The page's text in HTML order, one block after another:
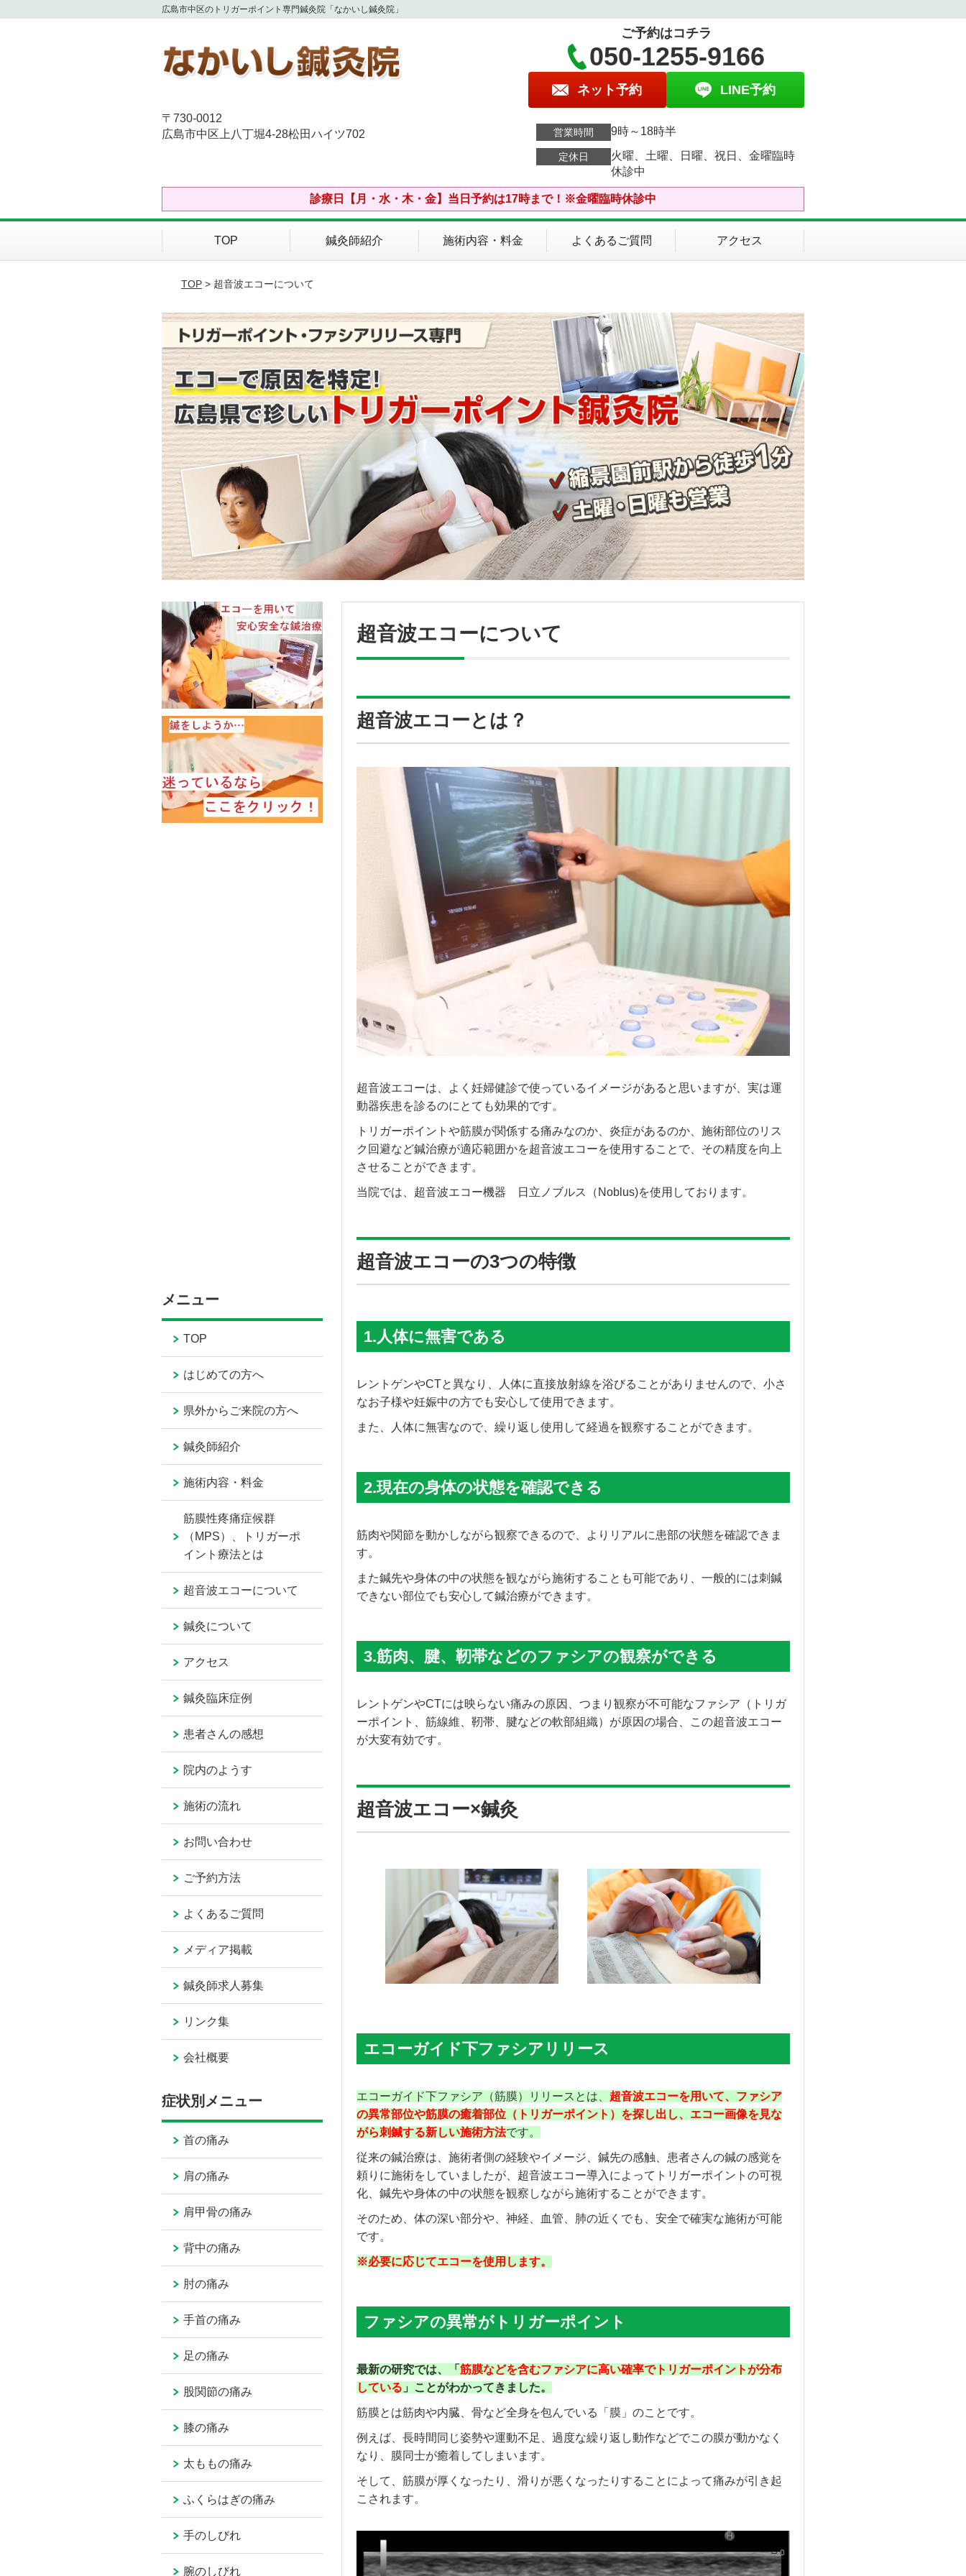
広島市中区のトリガーポイント専門鍼灸院「なかいし鍼灸院」
〒730-0012
広島市中区上八丁堀4-28松田ハイツ702
ご予約はコチラ
050-1255-9166
ネット予約 LINE予約
営業時間 9時～18時半
定休日
火曜、土曜、日曜、祝日、金曜臨時
休診中
診療日【月・水・木・金】当日予約は17時まで！※金曜臨時休診中
TOP 鍼灸師紹介 施術内容・料金 よくあるご質問 アクセス
TOP> 超音波エコーについて
超音波エコーについて
超音波エコーとは？
超音波エコーは、よく妊婦健診で使っているイメージがあると思いますが、実は運
動器疾患を診るのにとても効果的です。
トリガーポイントや筋膜が関係する痛みなのか、炎症があるのか、施術部位のリス
ク回避など鍼治療が適応範囲かを超音波エコーを使用することで、その精度を向上
させることができます。
当院では、超音波エコー機器 日立ノブルス（Noblus)を使用しております。
超音波エコーの3つの特徴
1.人体に無害である
レントゲンやCTと異なり、人体に直接放射線を浴びることがありませんので、小さ
なお子様や妊娠中の方でも安心して使用できます。
また、人体に無害なので、繰り返し使用して経過を観察することができます。
2.現在の身体の状態を確認できる
筋肉や関節を動かしながら観察できるので、よりリアルに患部の状態を確認できま
す。
また鍼先や身体の中の状態を観ながら施術することも可能であり、一般的には刺鍼
できない部位でも安心して鍼治療ができます。
3.筋肉、腱、靭帯などのファシアの観察ができる
レントゲンやCTには映らない痛みの原因、つまり観察が不可能なファシア（トリガ
ーポイント、筋線維、靭帯、腱などの軟部組織）が原因の場合、この超音波エコー
が大変有効です。
超音波エコー×鍼灸
エコーガイド下ファシアリリース
エコーガイド下ファシア（筋膜）リリースとは、 超音波エコーを用いて、ファシア
の異常部位や筋膜の癒着部位（トリガーポイント）を探し出し、エコー画像を見な
がら刺鍼する新しい施術方法です。
従来の鍼治療は、施術者側の経験やイメージ、鍼先の感触、患者さんの鍼の感覚を
頼りに施術をしていましたが、超音波エコー導入によってトリガーポイントの可視
化、鍼先や身体の中の状態を観察しながら施術することができます。
そのため、体の深い部分や、神経、血管、肺の近くでも、安全で確実な施術が可能
です。
※必要に応じてエコーを使用します。
ファシアの異常がトリガーポイント
最新の研究では、「 筋膜などを含むファシアに高い確率でトリガーポイントが分布
している 」ことがわかってきました。
筋膜とは筋肉や内臓、骨など全身を包んでいる「膜」のことです。
例えば、長時間同じ姿勢や運動不足、過度な繰り返し動作などでこの膜が動かなく
なり、膜同士が癒着してしまいます。
そして、筋膜が厚くなったり、滑りが悪くなったりすることによって痛みが引き起
こされます。
メニュー
TOP
はじめての方へ
県外からご来院の方へ
鍼灸師紹介
施術内容・料金
筋膜性疼痛症候群
（MPS）、トリガーポ
イント療法とは
超音波エコーについて
鍼灸について
アクセス
鍼灸臨床症例
患者さんの感想
院内のようす
施術の流れ
お問い合わせ
ご予約方法
よくあるご質問
メディア掲載
鍼灸師求人募集
リンク集
会社概要
症状別メニュー
首の痛み
肩の痛み
肩甲骨の痛み
背中の痛み
肘の痛み
手首の痛み
足の痛み
股関節の痛み
膝の痛み
太ももの痛み
ふくらはぎの痛み
手のしびれ
腕のしびれ